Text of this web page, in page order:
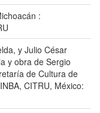
:
y Julio César
y obra de Sergio
de Cultura de
CITRU, México: